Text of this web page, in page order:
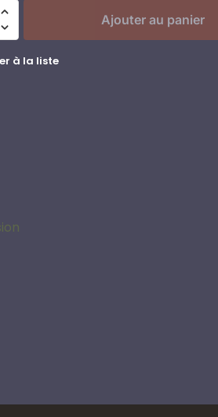
Ajouter au panier
à la liste